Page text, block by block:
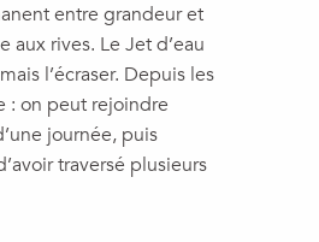
entre grandeur et
rives. Le Jet d’eau
l’écraser. Depuis les
: on peut rejoindre
journée, puis
traversé plusieurs